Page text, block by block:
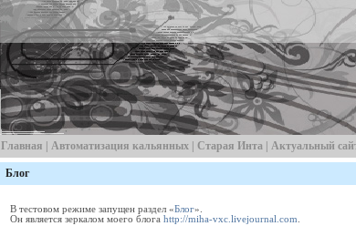
Главная Автоматизация кальянных Старая Инта | Актуальный
Блог
В тестовом режиме запущен раздел «Блог».
Он является зеркалом моего блога http://miha-vxc.livejournal.com